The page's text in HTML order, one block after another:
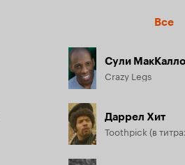
Все
Сули МакКалло
Crazy Legs
Даррел Хит